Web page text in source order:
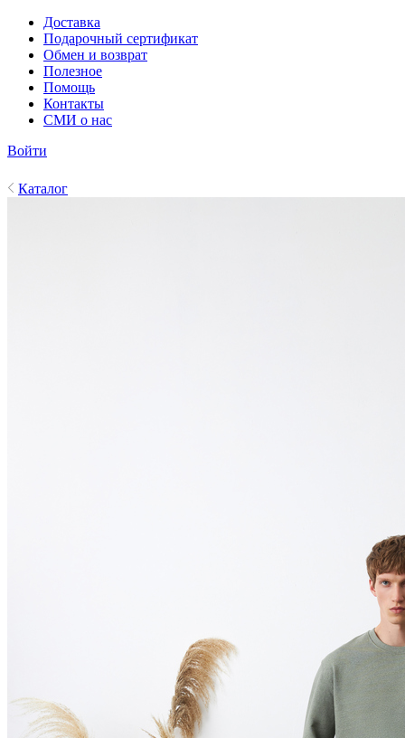
Доставка
Подарочный сертификат
Обмен и возврат
Полезное
Помощь
Контакты
СМИ о нас
Войти
Каталог